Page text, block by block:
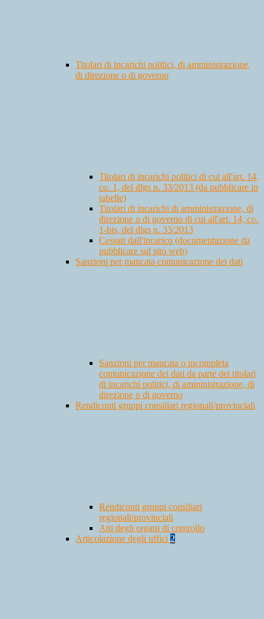
Titolari di incarichi politici, di amministrazione,
di direzione o di governo
Titolari di incarichi politici di cui all'art. 14,
co. 1, del dlgs n. 33/2013 (da pubblicare in
tabelle)
Titolari di incarichi di amministrazione, di
direzione o di governo di cui all'art. 14, co.
1-bis, del dlgs n. 33/2013
Cessati dall'incarico (documentazione da
pubblicare sul sito web)
Sanzioni per mancata comunicazione dei dati
Sanzioni per mancata o incompleta
comunicazione dei dati da parte dei titolari
di incarichi politici, di amministrazione, di
direzione o di governo
Rendiconti gruppi consiliari regionali/provinciali
Rendiconti gruppi consiliari
regionali/provinciali
Atti degli organi di controllo
Articolazione degli uffici 2